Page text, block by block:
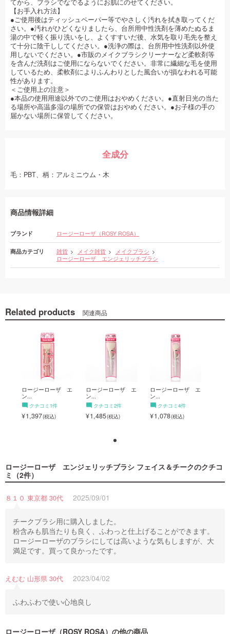
てから、ブラシでなでるようにお肌にのせてください。
【お手入れ方法】
●ご使用後はティッシュペーパー等でやさしく汚れを拭き取ってくだ
さい。●汚れがひどくなりましたら、台所用中性洗剤を薄めたぬるま
湯の中で軽く振り洗いをし、よくすすいだ後、水気を取り毛先を整え
て十分に陰干ししてください。●洗浄の際は、台所用中性洗剤以外使
用しないでください。●市販のメイクブラシクリーナーなど柔軟剤等
を含んだ洗剤はご使用にならないでください。非常に繊細な毛を使用
しているため、柔軟剤によりふんわりとした風合いが損なわれる可能
性があります。
＜ご使用上の注意＞
●本品の使用用途以外でのご使用はおやめください。●直射日光の当た
る場所や高温多湿の場所での保管はおやめください。●お子様の手の
届かない場所に保管してください。
全成分
毛：PBT、柄：アルミニウム・木
商品情報詳細
ブランド ロージーローザ（ROSY ROSA）
商品カテゴリ 雑貨 メイク雑貨
メイクブラシ
ロージーローザ エンジェリッチブラシ
Related products 関連商品
ロージーローザ エ
ン...
クチコミ1件
1,397
ロージーローザ エ
ン...
クチコミ2件
1,485
ロージーローザ エ
ン...
クチコミ4件
1,078
ロージーローザ エンジェリッチブラシ フェイス＆チークのクチコ
ミ（2件）
８１０ 東京都 30代 2025/09/01
チークブラシ用に購入しました。
粉含みも肌当たりも良く、ふわっと仕上げることができます。
ロージーローザのブラシにしては高いような気もしますが、大
満足です。買って良かったです。
えむむ 山形県 30代 2023/04/02
ふわふわで使い心地良し
ロージーローザ（ROSY ROSA） の他の商品